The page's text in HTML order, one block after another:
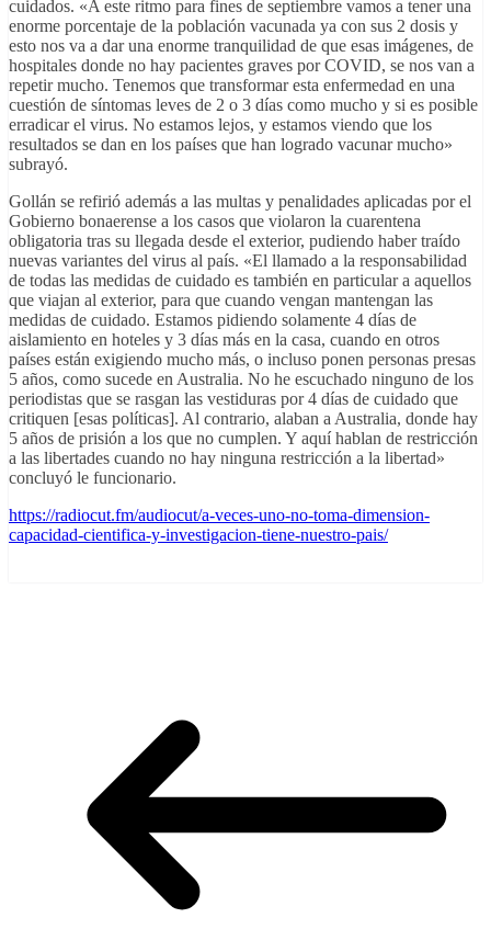
cuidados. «A este ritmo para fines de septiembre vamos a tener una
enorme porcentaje de la población vacunada ya con sus 2 dosis y
esto nos va a dar una enorme tranquilidad de que esas imágenes, de
hospitales donde no hay pacientes graves por COVID, se nos van a
repetir mucho. Tenemos que transformar esta enfermedad en una
cuestión de síntomas leves de 2 o 3 días como mucho y si es posible
erradicar el virus. No estamos lejos, y estamos viendo que los
resultados se dan en los países que han logrado vacunar mucho»
subrayó.
Gollán se refirió además a las multas y penalidades aplicadas por el
Gobierno bonaerense a los casos que violaron la cuarentena
obligatoria tras su llegada desde el exterior, pudiendo haber traído
nuevas variantes del virus al país. «El llamado a la responsabilidad
de todas las medidas de cuidado es también en particular a aquellos
que viajan al exterior, para que cuando vengan mantengan las
medidas de cuidado. Estamos pidiendo solamente 4 días de
aislamiento en hoteles y 3 días más en la casa, cuando en otros
países están exigiendo mucho más, o incluso ponen personas presas
5 años, como sucede en Australia. No he escuchado ninguno de los
periodistas que se rasgan las vestiduras por 4 días de cuidado que
critiquen [esas políticas]. Al contrario, alaban a Australia, donde hay
5 años de prisión a los que no cumplen. Y aquí hablan de restricción
a las libertades cuando no hay ninguna restricción a la libertad»
concluyó le funcionario.
https://radiocut.fm/audiocut/a-veces-uno-no-toma-dimension-
capacidad-cientifica-y-investigacion-tiene-nuestro-pais/